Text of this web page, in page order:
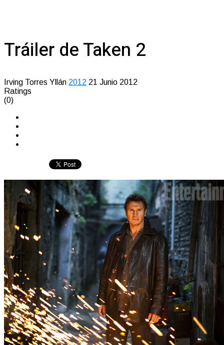
Tráiler de Taken 2
Irving Torres Yllán 2012 21 Junio 2012
Ratings
(0)